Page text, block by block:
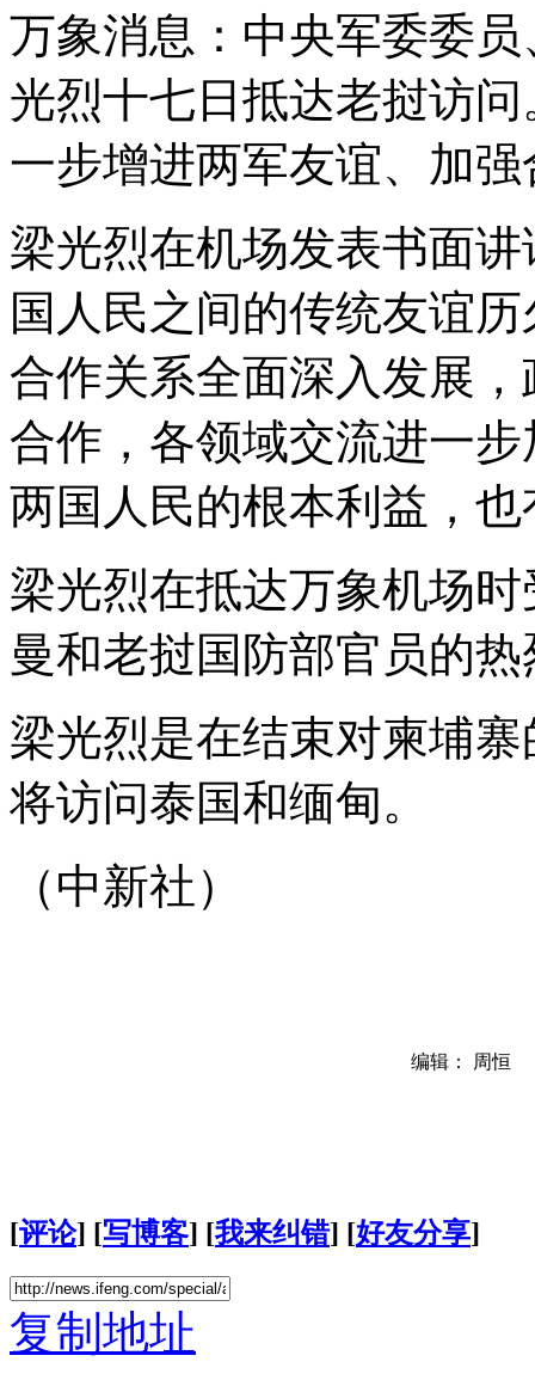
万象消息：中央军委委
光烈十七日抵达老挝访
一步增进两军友谊、加
梁光烈在机场发表书面
国人民之间的传统友谊
合作关系全面深入发展
合作，各领域交流进一
两国人民的根本利益，
梁光烈在抵达万象机场
曼和老挝国防部官员的
梁光烈是在结束对柬埔
将访问泰国和缅甸。
（中新社）
编辑： 周恒
[评论] [写博客] [我来纠错] [好友分享]
复制地址